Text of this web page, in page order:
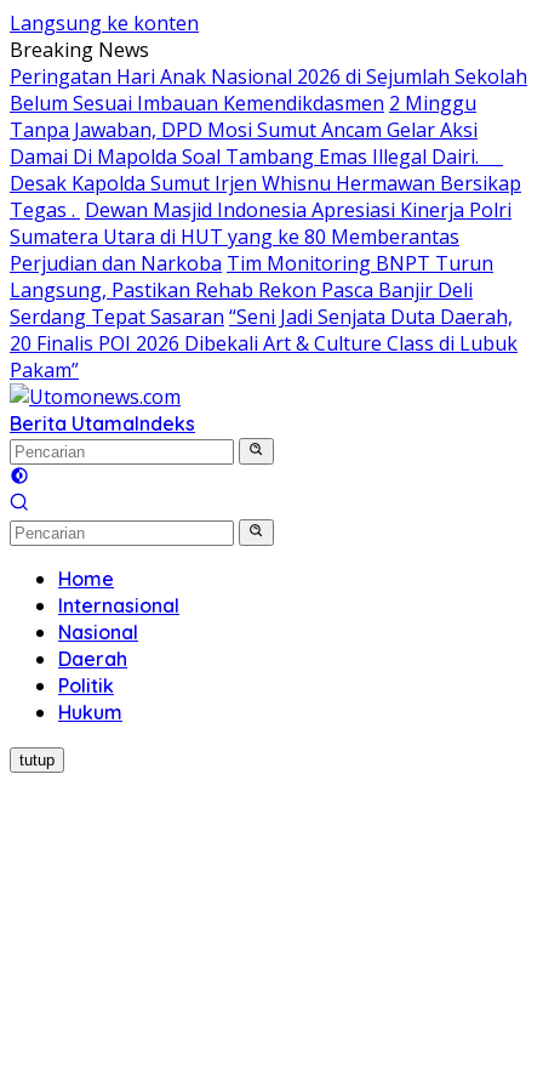
Langsung ke konten
Breaking News
Peringatan Hari Anak Nasional 2026 di Sejumlah Sekolah
Belum Sesuai Imbauan Kemendikdasmen 2 Minggu
Tanpa Jawaban, DPD Mosi Sumut Ancam Gelar Aksi
Damai Di Mapolda Soal Tambang Emas Illegal Dairi.
Desak Kapolda Sumut Irjen Whisnu Hermawan Bersikap
Tegas . Dewan Masjid Indonesia Apresiasi Kinerja Polri
Sumatera Utara di HUT yang ke 80 Memberantas
Perjudian dan Narkoba Tim Monitoring BNPT Turun
Langsung, Pastikan Rehab Rekon Pasca Banjir Deli
Serdang Tepat Sasaran “Seni Jadi Senjata Duta Daerah,
20 Finalis POI 2026 Dibekali Art & Culture Class di Lubuk
Pakam”
Berita UtamaIndeks
Home
Internasional
Nasional
Daerah
Politik
Hukum
tutup